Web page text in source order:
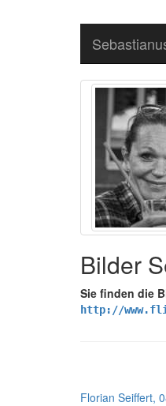
Bilder
Sie finden die
http://
Florian Seiffert,